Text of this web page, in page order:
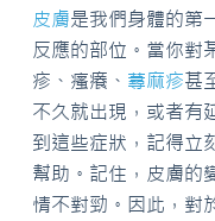
皮膚是我們身體的第
反應的部位。當你對
疹、瘙癢、 蕁麻疹甚
不久就出現，或者有
到這些症狀，記得立
幫助。記住，皮膚的
情不對勁。因此，對